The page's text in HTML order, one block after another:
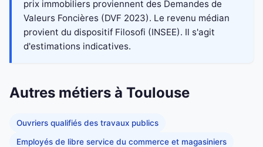
prix immobiliers proviennent des Demandes de
Valeurs Foncières (DVF 2023). Le revenu médian
provient du dispositif Filosofi (INSEE). Il s'agit
d'estimations indicatives.
Autres métiers à Toulouse
Ouvriers qualifiés des travaux publics
Employés de libre service du commerce et magasiniers